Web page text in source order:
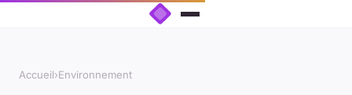
Accueil›Environnement